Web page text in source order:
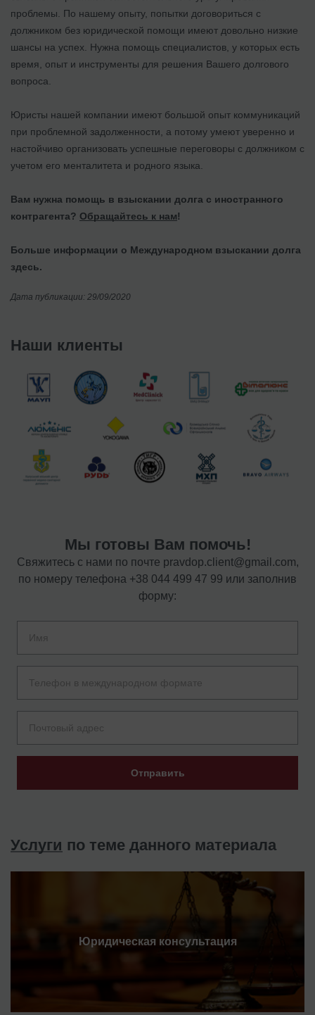
проблемы. По нашему опыту, попытки договориться с
должником без юридической помощи имеют довольно низкие
шансы на успех. Нужна помощь специалистов, у которых есть
время, опыт и инструменты для решения Вашего долгового
вопроса.
Юристы нашей компании имеют большой опыт коммуникаций
при проблемной задолженности, а потому умеют уверенно и
настойчиво организовать успешные переговоры с должником с
учетом его менталитета и родного языка.
Вам нужна помощь в взыскании долга с иностранного
контрагента? Обращайтесь к нам!
Больше информации о Международном взыскании долга
здесь.
Дата публикации: 29/09/2020
Наши клиенты
Мы готовы Вам помочь!
Свяжитесь с нами по почте pravdop.client@gmail.com,
по номеру телефона +38 044 499 47 99 или заполнив
форму:
Отправить
Услуги по теме данного материала
Юридическая консультация